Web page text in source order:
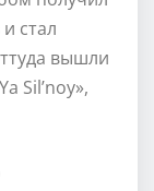
стал
вышли
Sil’noy»,